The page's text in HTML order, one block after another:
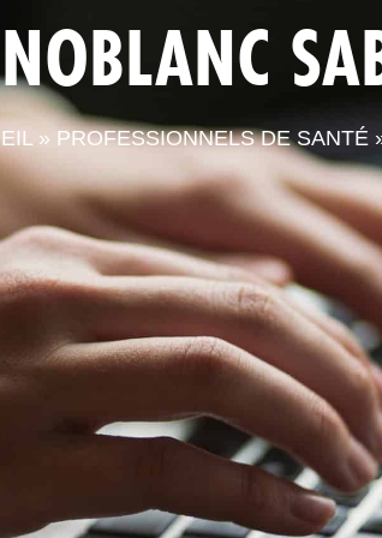
LA CPTS
NOBLANC
» PROFESSIONNELS DE SANTÉ